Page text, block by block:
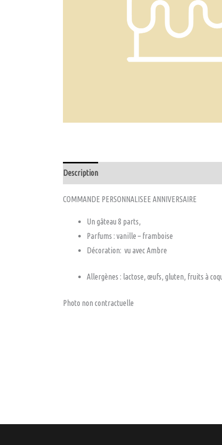
Description
COMMANDE PERSONNALISEE ANNIVERSAIRE
Un gâteau 8 parts,
Parfums : vanille – framboise
Décoration: vu avec Ambre
Allergènes : lactose, œufs, gluten, fruits à
Photo non contractuelle